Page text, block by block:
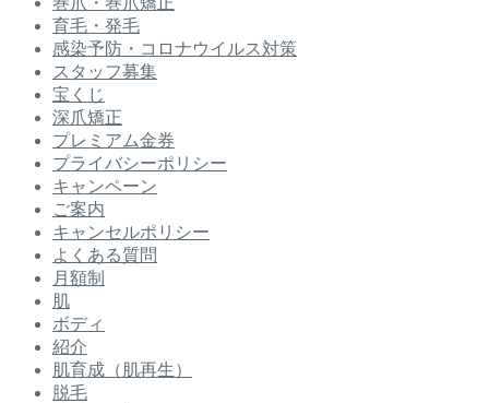
育毛・発毛
感染予防・コロナウイルス対策
スタッフ募集
宝くじ
深爪矯正
プレミアム金券
プライバシーポリシー
キャンペーン
ご案内
キャンセルポリシー
よくある質問
月額制
肌
ボディ
紹介
肌育成（肌再生）
脱毛